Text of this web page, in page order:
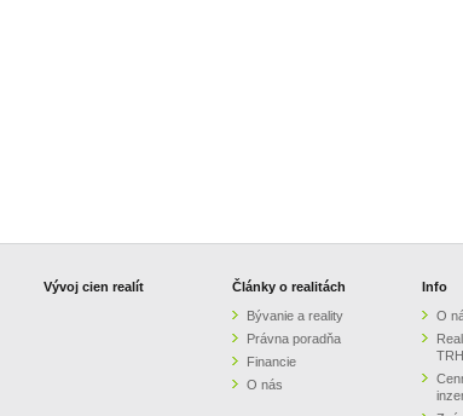
Vývoj cien realít
Články o realitách
Bývanie a reality
Právna poradňa
Financie
O nás
Info
O